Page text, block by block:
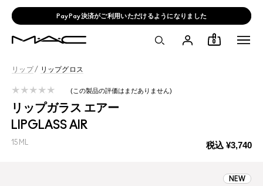
PayPay決済がご利用いただけるようになりました
0
リップ/ リップグロス
リップガラス エアー
LIPGLASS AIR
税込 ¥3,740
15ML
この製品の評価はまだありません
NEW